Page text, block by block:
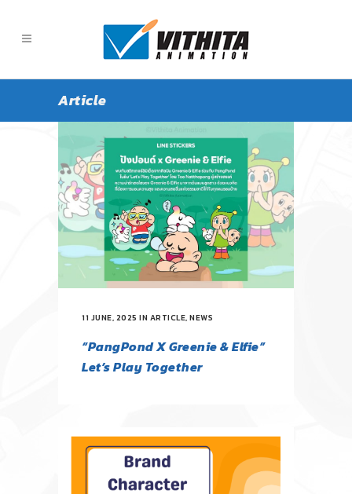
Article
11 JUNE, 2025 IN ARTICLE, NEWS
“PangPond X Greenie & Elfie”
Let’s Play Together